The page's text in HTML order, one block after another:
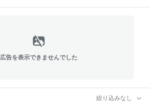
広告を表示できませんでした
絞り込みなし